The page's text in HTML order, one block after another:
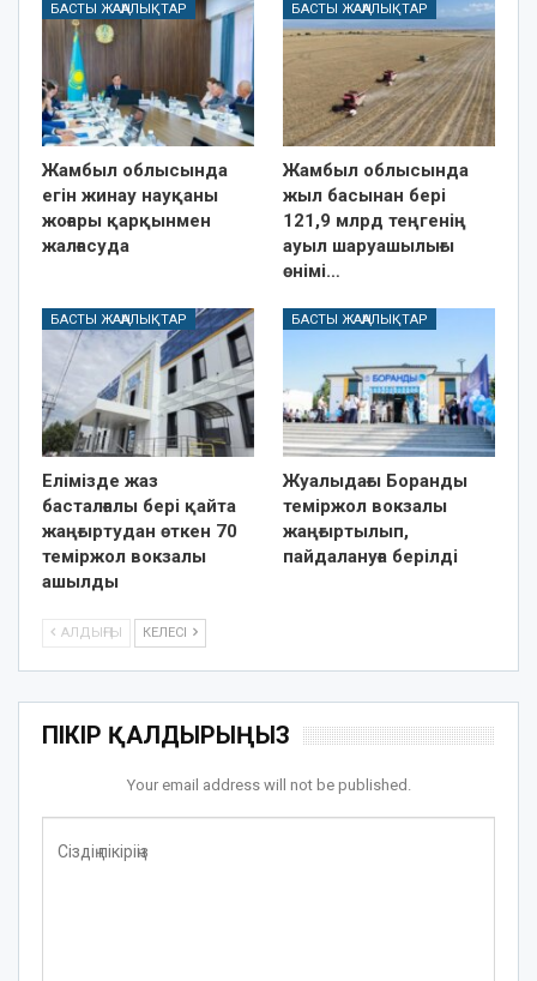
БАСТЫ ЖАҢАЛЫҚТАР
Жамбыл облысында
егін жинау науқаны
жоғары қарқынмен
жалғасуда
БАСТЫ ЖАҢАЛЫҚТАР
Жамбыл облысында
жыл басынан бері
121,9 млрд теңгенің
ауыл шаруашылығы
өнімі…
БАСТЫ ЖАҢАЛЫҚТАР
Елімізде жаз
басталғалы бері қайта
жаңғыртудан өткен 70
теміржол вокзалы
ашылды
БАСТЫ ЖАҢАЛЫҚТАР
Жуалыдағы Боранды
теміржол вокзалы
жаңғыртылып,
пайдалануға берілді
АЛДЫҢҒЫ КЕЛЕСІ
ПІКІР ҚАЛДЫРЫҢЫЗ
Your email address will not be published.